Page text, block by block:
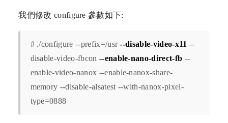
我們修改 configure 參數如下:
# ./configure --prefix=/usr--disable-video-x11 --
disable-video-fbcon --enable-nano-direct-fb --
enable-video-nanox --enable-nanox-share-
memory --disable-alsatest --with-nanox-pixel-
type=0888